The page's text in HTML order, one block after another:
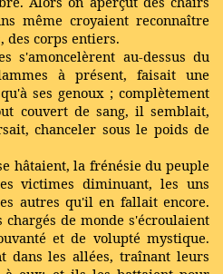
même croyaient reconnaître
des corps entiers.
s'amoncelèrent au-dessus du
à présent, faisait une
ses genoux ; complètement
couvert de sang, il semblait,
chanceler sous le poids de
hâtaient, la frénésie du peuple
victimes diminuant, les uns
autres qu'il en fallait encore.
de monde s'écroulaient
et de volupté mystique.
dans les allées, traînant leurs